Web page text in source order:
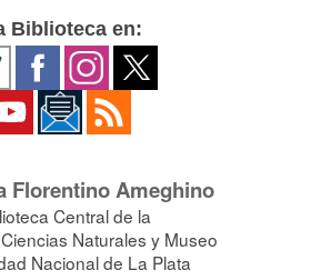
Biblioteca en:
Florentino Ameghino
Central de la
Naturales y Museo
Nacional de La Plata